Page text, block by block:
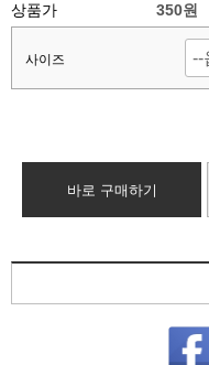
상품가 350원
사이즈
바로 구매하기